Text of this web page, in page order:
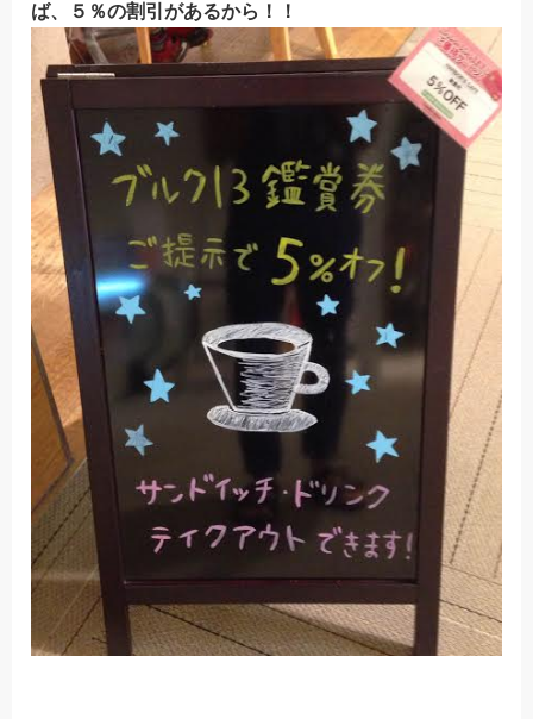
ば、５％の割引があるから！！